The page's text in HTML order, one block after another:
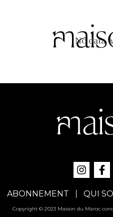
No data
ABONNEMENT QUI
Copyright © 2023 Maison du Maroc